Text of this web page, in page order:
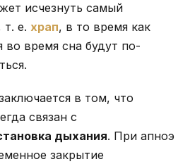
исчезнуть самый
е. храп, в то время как
во время сна будут по-
в том, что
связан с
дыхания. При апноэ
закрытие